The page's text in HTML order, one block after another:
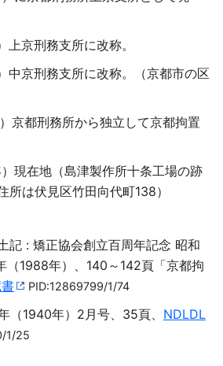
京刑務支所に改称。
中京刑務支所に改称。（京都市の区
京都刑務所から独立して京都拘置
現在地（島津製作所十条工場の跡
所は伏見区竹田向代町138）
記 : 矯正協会創立百周年記念 昭和
（1988年）、140～142頁「京都拘
PID:12869799/1/74
（1940年）2月号、35頁、 NDLDL
1/25